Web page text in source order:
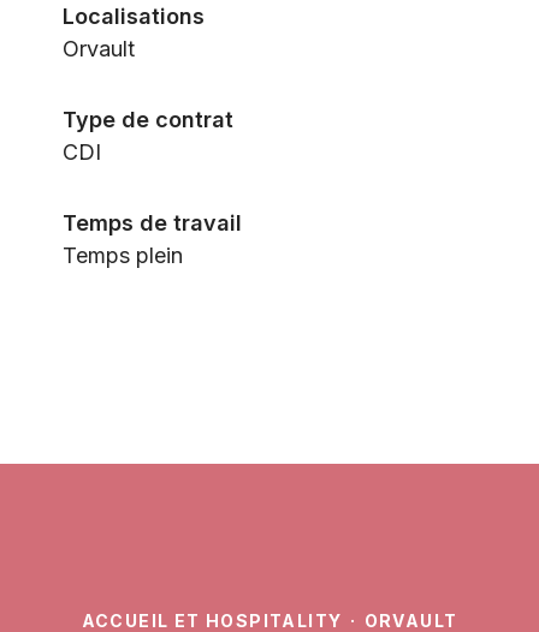
Localisations
Orvault
Type de contrat
CDI
Temps de travail
Temps plein
ACCUEIL ET HOSPITALITY · ORVAULT